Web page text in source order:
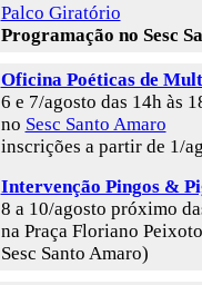
Palco Giratório
Programação no Sesc
Oficina Poéticas de
6 e 7/agosto das 14h às
no Sesc Santo Amaro
inscrições a partir de 1/
Intervenção Pingos &
8 a 10/agosto próximo
na Praça Floriano
Sesc Santo Amaro)